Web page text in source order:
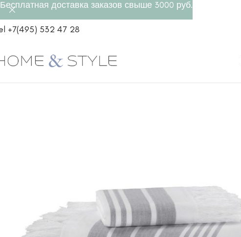
+7(495) 532 47 28
Бесплатная доставка заказов свыше 3000 руб.